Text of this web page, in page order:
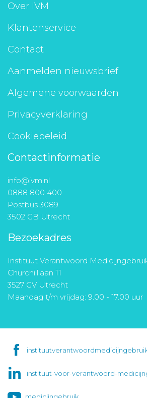
Over IVM
Klantenservice
Contact
Aanmelden nieuwsbrief
Algemene voorwaarden
Privacyverklaring
Cookiebeleid
Contactinformatie
info@ivm.nl
0888 800 400
Postbus 3089
3502 GB Utrecht
Bezoekadres
Instituut Verantwoord
Churchilllaan 11
3527 GV Utrecht
Maandag t/m vrijdag: 9.00 - 17.00 uur
instituut-voor-verantwoord-